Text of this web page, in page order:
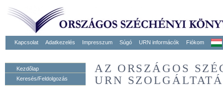
Kapcsolat Adatkezelés Impresszum Súgó URN informácók Fiókom
Kezdőlap
Keresés/Feldolgozás
AZ ORSZÁGOS
URN